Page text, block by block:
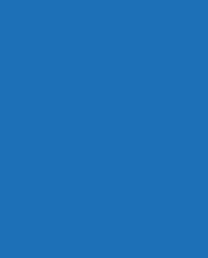
ve en çok
dokulu sevilen